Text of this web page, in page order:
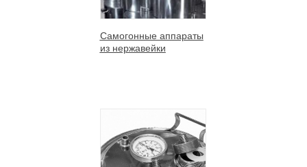
Самогонные аппараты
из нержавейки